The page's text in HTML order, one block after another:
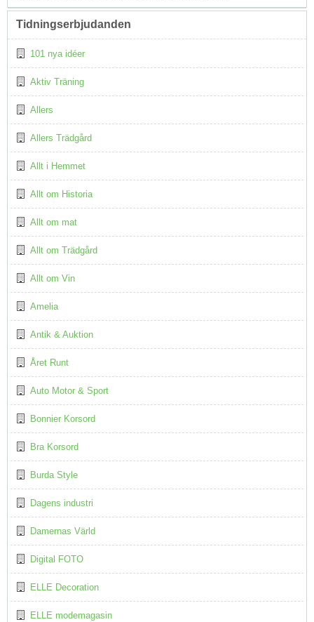
Tidningserbjudanden
101 nya idéer
Aktiv Träning
Allers
Allers Trädgård
Allt i Hemmet
Allt om Historia
Allt om mat
Allt om Trädgård
Allt om Vin
Amelia
Antik & Auktion
Året Runt
Auto Motor & Sport
Bonnier Korsord
Bra Korsord
Burda Style
Dagens industri
Damernas Värld
Digital FOTO
ELLE Decoration
ELLE modemagasin